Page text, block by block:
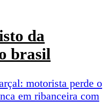
da
brasil